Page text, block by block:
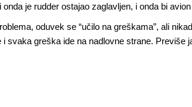
onda je rudder ostajao zaglavljen, i onda bi
oduvek se “učilo na greškama”, ali
i svaka greška ide na nadlovne strane. Previše